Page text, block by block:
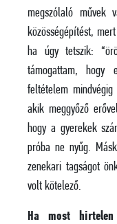
megszólaló művek
közösségépítést,
ha úgy tetszik:
támogattam,
feltételem
akik meggyőző
hogy a gyerekek
próba ne nyűg.
zenekari tagságot
volt kötelező.
Ha most